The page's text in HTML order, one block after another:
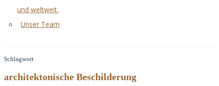
und weltweit.
Unser Team
Schlagwort
architektonische Beschilderung